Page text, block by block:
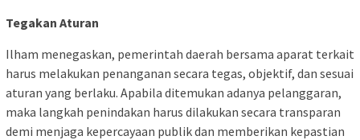
Tegakan Aturan
Ilham menegaskan, pemerintah daerah bersama aparat terkait
harus melakukan penanganan secara tegas, objektif, dan sesuai
aturan yang berlaku. Apabila ditemukan adanya pelanggaran,
maka langkah penindakan harus dilakukan secara transparan
demi menjaga kepercayaan publik dan memberikan kepastian